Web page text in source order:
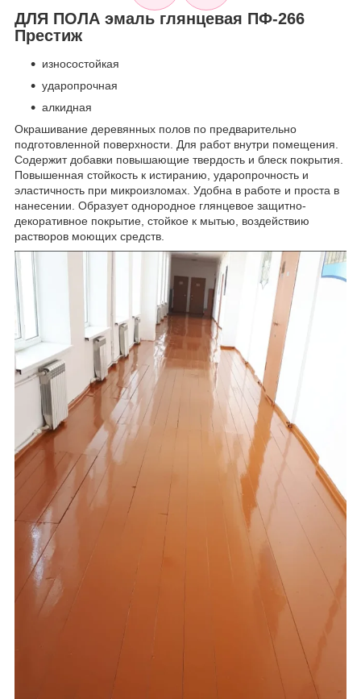
ДЛЯ ПОЛА эмаль глянцевая ПФ-266
Престиж
износостойкая
ударопрочная
алкидная
Окрашивание деревянных полов по предварительно
подготовленной поверхности. Для работ внутри помещения.
Содержит добавки повышающие твердость и блеск покрытия.
Повышенная стойкость к истиранию, ударопрочность и
эластичность при микроизломах. Удобна в работе и проста в
нанесении. Образует однородное глянцевое защитно-
декоративное покрытие, стойкое к мытью, воздействию
растворов моющих средств.